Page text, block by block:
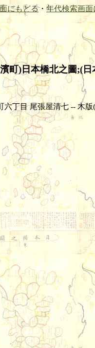
にもどる・ 年代検索画面
町)日本橋北之圖;(
丁目 尾張屋清七 -- 木版